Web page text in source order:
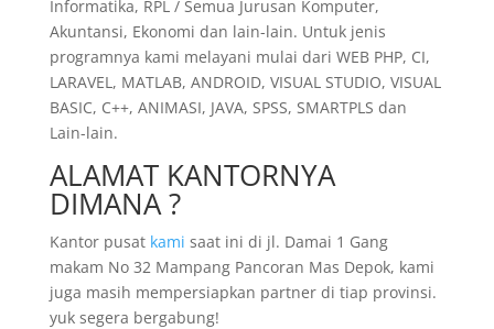
Informatika, RPL / Semua Jurusan Komputer,
Akuntansi, Ekonomi dan lain-lain. Untuk jenis
programnya kami melayani mulai dari WEB PHP, CI,
LARAVEL, MATLAB, ANDROID, VISUAL STUDIO, VISUAL
BASIC, C++, ANIMASI, JAVA, SPSS, SMARTPLS dan
Lain-lain.
ALAMAT KANTORNYA
DIMANA ?
Kantor pusat kami saat ini di jl. Damai 1 Gang
makam No 32 Mampang Pancoran Mas Depok, kami
juga masih mempersiapkan partner di tiap provinsi.
yuk segera bergabung!